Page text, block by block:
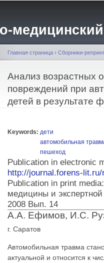
Вы здесь
Главная страница › Сборники-
Анализ возрастных
повреждений при
детей в результате
Keywords: дети
автомобильная
пешеход
Publication in electronic
http://journal.forens-lit.ru/
Publication in print
медицины и
2008 Вып. 14
А.А. Ефимов, И.С.
г. Саратов
Автомобильная травма
актуальной и относится к